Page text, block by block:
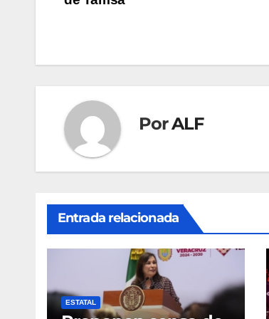
PorALF
Entrada relacionada
ESTATAL